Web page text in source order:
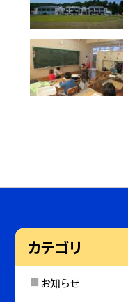
カテゴリ
お知らせ